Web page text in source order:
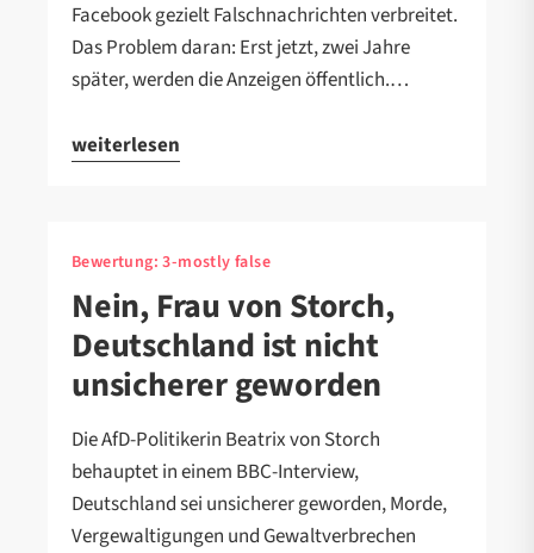
Facebook gezielt Falschnachrichten verbreitet.
Das Problem daran: Erst jetzt, zwei Jahre
später, werden die Anzeigen öffentlich.…
weiterlesen
Bewertung:3-mostly false
Nein, Frau von Storch,
Deutschland ist nicht
unsicherer geworden
Die AfD-Politikerin Beatrix von Storch
behauptet in einem BBC-Interview,
Deutschland sei unsicherer geworden, Morde,
Vergewaltigungen und Gewaltverbrechen